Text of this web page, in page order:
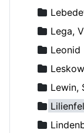
Lega,
Leonid
Lewin,